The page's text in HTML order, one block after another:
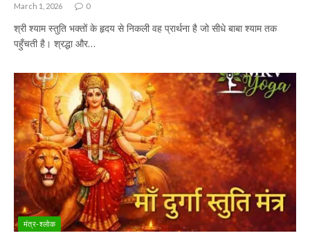
March 1, 2026 0
श्री श्याम स्तुति भक्तों के हृदय से निकली वह प्रार्थना है जो सीधे बाबा श्याम तक
पहुँचती है। श्रद्धा और…
मंत्र-श्लोक